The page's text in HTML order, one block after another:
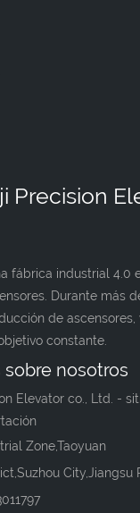
Precision
fábrica industrial 4.0
Durante más
de
constante.
nosotros
Elevator co., Ltd. -
Zone,Taoyuan
City,Jiangsu